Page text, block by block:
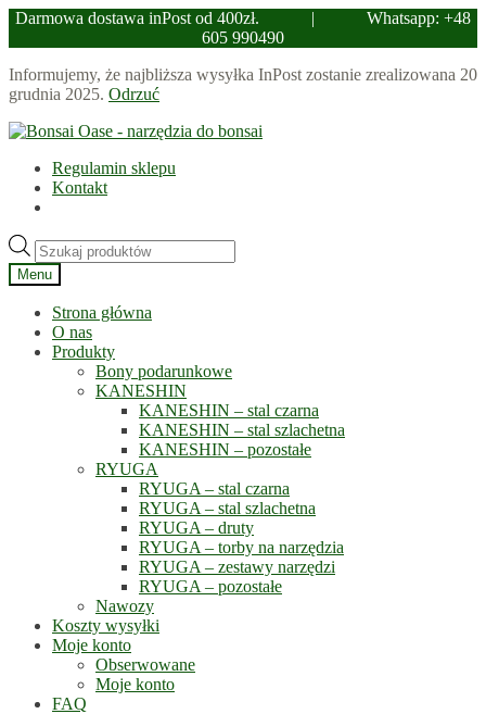
Darmowa dostawa inPost od 400zł. |
Whatsapp: +48
605 990490
Informujemy, że najbliższa wysyłka InPost zostanie zrealizowana 20
grudnia 2025. Odrzuć
Przejdź
nawigacji
Przejdź
treści
Regulamin sklepu
Kontakt
Wyszukiwarka
produktów
Menu
Strona główna
O nas
Produkty
Bony podarunkowe
KANESHIN
KANESHIN – stal czarna
KANESHIN – stal szlachetna
KANESHIN – pozostałe
RYUGA
RYUGA – stal czarna
RYUGA – stal szlachetna
RYUGA – druty
RYUGA – torby na narzędzia
RYUGA – zestawy narzędzi
RYUGA – pozostałe
Nawozy
Koszty wysyłki
Moje konto
Obserwowane
Moje konto
FAQ